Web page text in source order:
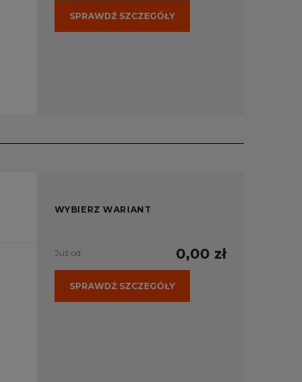
SPRAWDŹ SZCZEGÓŁY
WYBIERZ WARIANT
Już od: 0,00 zł
SPRAWDŹ SZCZEGÓŁY